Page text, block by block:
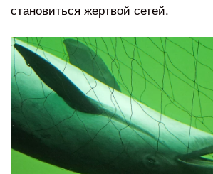
становиться жертвой сетей.